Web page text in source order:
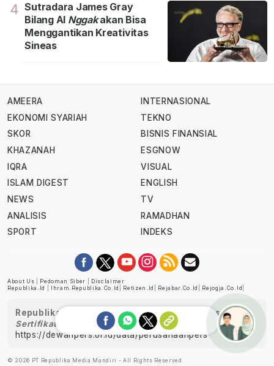
4 Sutradara James Gray
Bilang Al Nggakakan Bisa
Menggantikan Kreativitas
Sineas
AMEERA
EKONOMI SYARIAH
SKOR
KHAZANAH
IQRA
ISLAM DIGEST
NEWS
ANALISIS
SPORT
INTERNASIONAL
TEKNO
BISNIS FINANSIAL
ESGNOW
VISUAL
ENGLISH
TV
RAMADHAN
INDEKS
About Us Pedoman Siber
Disclaimer
Republika.id
Ihram.republika.co.id Retizen.id Rejabar.co.id Rejogja.co.id
Republika telah diverifikasi oleh Dewan Pers
Sertifikat Nomor 1058/DP-Verifikasi/K/XII/2022
https://dewanpers.or.id/data/perusahaanpers
© 2026 PT Republika Media Mandiri - All Rights Reserved.
Ask me!